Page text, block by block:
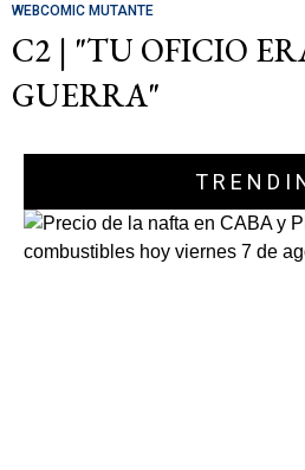
WEBCOMIC MUTANTE
C2 | "TU OFICIO
GUERRA"